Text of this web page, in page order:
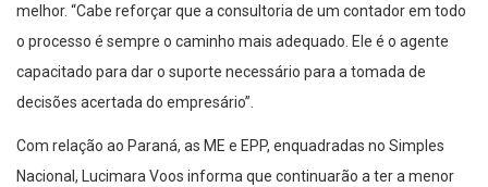
melhor. “Cabe reforçar que a consultoria de um contador em todo
o processo é sempre o caminho mais adequado. Ele é o agente
capacitado para dar o suporte necessário para a tomada de
decisões acertada do empresário”.
Com relação ao Paraná, as ME e EPP, enquadradas no Simples
Nacional, Lucimara Voos informa que continuarão a ter a menor